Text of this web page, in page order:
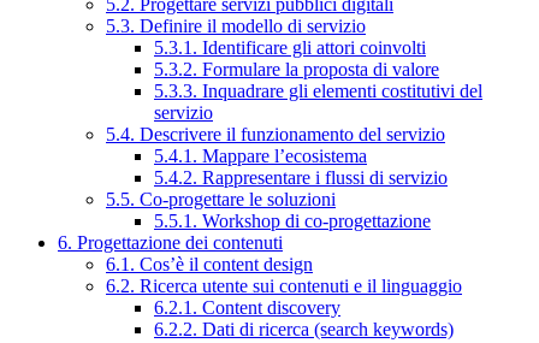
5.3. Definire il modello di servizio
5.3.1. Identificare gli attori coinvolti
5.3.2. Formulare la proposta di valore
5.3.3. Inquadrare gli elementi costitutivi del
servizio
5.4. Descrivere il funzionamento del servizio
5.4.1. Mappare l’ecosistema
5.4.2. Rappresentare i flussi di servizio
5.5. Co-progettare le soluzioni
5.5.1. Workshop di co-progettazione
6. Progettazione dei contenuti
6.1. Cos’è il content design
6.2. Ricerca utente sui contenuti e il linguaggio
6.2.1. Content discovery
6.2.2. Dati di ricerca (search keywords)